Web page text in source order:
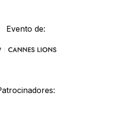
Evento de: